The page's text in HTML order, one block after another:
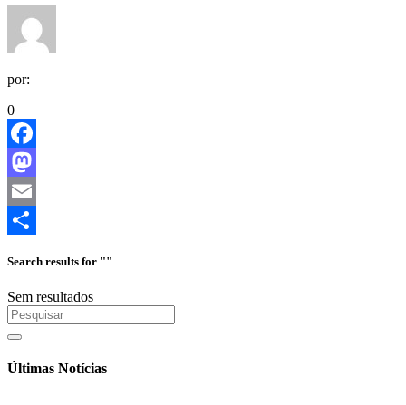
por:
0
Facebook
Mastodon
Email
Search results for ""
Sem resultados
Últimas Notícias